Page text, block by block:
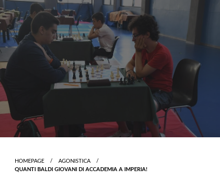
to
content
HOMEPAGE
AGONISTICA
QUANTI BALDI GIOVANI DI ACCADEMIA A IMPERIA!